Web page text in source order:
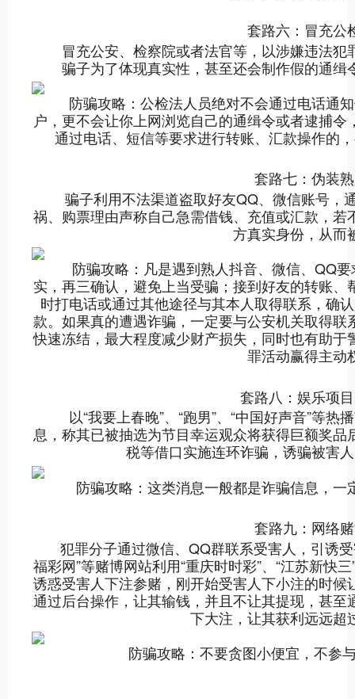
套路六：冒充公
冒充公安、检察院或者法官等，以涉嫌违法犯
骗子为了体现真实性，甚至还会制作假的通
防骗攻略：公检法人员绝对不会通过电话通
户，更不会让你上网浏览自己的通缉令或者逮捕
通过电话、短信等要求进行转账、汇款操作的
套路七：伪装熟
骗子利用不法渠道盗取好友QQ、微信账号，
祸、购票理由声称自己急需借钱、充值或汇款，
方真实身份，从而
防骗攻略：凡是遇到熟人抖音、微信、QQ要
实，再三确认，避免上当受骗；接到好友的转账
时打电话或通过其他途径与其本人取得联系，确
款。如果真的遭遇诈骗，一定要与公安机关取得
快速冻结，最大程度减少财产损失，同时也有助
罪活动赢得主动
套路八：娱乐项目
以“我要上春晚”、“跑男”、“中国好声音”等热
息，称其已被抽选为节目幸运观众将获得巨额奖
税等借口实施连环诈骗，诱骗被害
防骗攻略：这类消息一般都是诈骗信息，一
套路九：网络赌
犯罪分子通过微信、QQ群联系受害人，引诱受
福彩网”等赌博网站利用“重庆时时彩”、“江苏新快
诱惑受害人下注参赌，刚开始受害人下小注的时
通过后台操作，让其输钱，并且不让其提现，甚
下大注，让其获利远远超
防骗攻略：不要贪图小便宜，不参与